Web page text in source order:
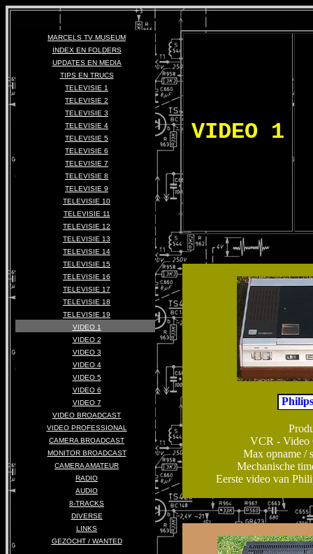
MARCELS TV MUSEUM
INDEX EN FOLDERS
UPDATES EN MEDIA
TIPS EN TRUCS
TELEVISIE 1
TELEVISIE 2
TELEVISIE 3
TELEVISIE 4
TELEVISIE 5
TELEVISIE 6
TELEVISIE 7
TELEVISIE 8
TELEVISIE 9
TELEVISIE 10
TELEVISIE 11
TELEVISIE 12
TELEVISIE 13
TELEVISIE 14
TELEVISIE 15
TELEVISIE 16
TELEVISIE 17
TELEVISIE 18
TELEVISIE 19
VIDEO 1
VIDEO 2
VIDEO 3
VIDEO 4
VIDEO 5
VIDEO 6
VIDEO 7
VIDEO BROADCAST
VIDEO PROFESSIONAL
CAMERA BROADCAST
MONITOR BROADCAST
CAMERA AMATEUR
RADIO
AUDIO
8-TRACKS
DIVERSE
LINKS
GEZOCHT / WANTED
VIDEO 1
VCR - Video
Max opname /
Mechanische
Eerste video van